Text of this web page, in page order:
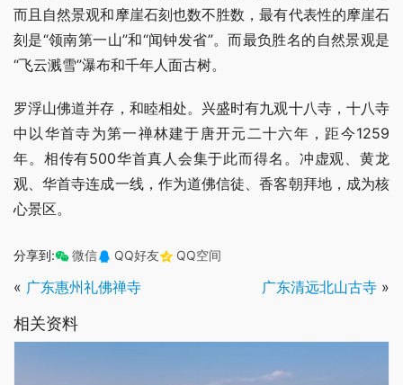
而且自然景观和摩崖石刻也数不胜数，最有代表性的摩崖石
刻是“领南第一山”和“闻钟发省”。而最负胜名的自然景观是
“飞云溅雪”瀑布和千年人面古树。
罗浮山佛道并存，和睦相处。兴盛时有九观十八寺，十八寺
中以华首寺为第一禅林建于唐开元二十六年，距今1259
年。相传有500华首真人会集于此而得名。冲虚观、黄龙
观、华首寺连成一线，作为道佛信徒、香客朝拜地，成为核
心景区。
分享到: 微信 QQ好友 QQ空间
« 广东惠州礼佛禅寺 广东清远北山古寺 »
相关资料